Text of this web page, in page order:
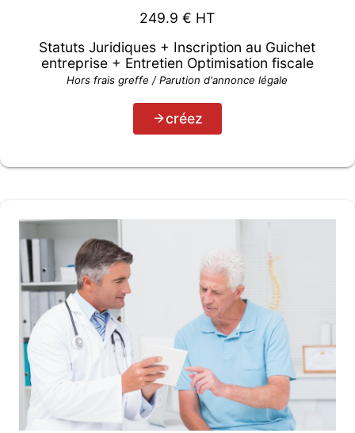
249.9 € HT
Statuts Juridiques + Inscription au Guichet
entreprise + Entretien Optimisation fiscale
Hors frais greffe / Parution d'annonce légale
créez